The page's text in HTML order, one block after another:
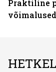
Praktiline
võimalused